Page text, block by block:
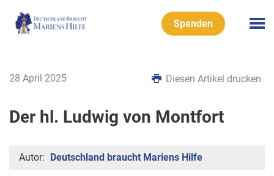
Spenden
28 April 2025 Diesen Artikel drucken
Der hl. Ludwig von Montfort
Autor: Deutschland braucht Mariens Hilfe